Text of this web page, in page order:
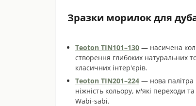
Зразки морилок для
Teoton TIN101–130 — насичена
створення глибоких натуральних
класичних інтер'єрів.
Teoton TIN201–224 — нова палітра
ніжність кольору, м'які переходи
Wabi-sabi.